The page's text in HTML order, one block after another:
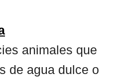
animales que
de agua dulce o